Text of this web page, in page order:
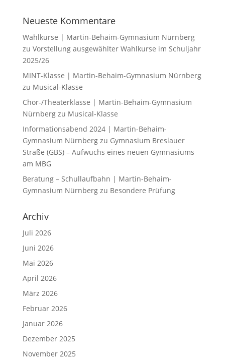
Neueste Kommentare
Wahlkurse | Martin-Behaim-Gymnasium Nürnberg
zu Vorstellung ausgewählter Wahlkurse im Schuljahr
2025/26
MINT-Klasse | Martin-Behaim-Gymnasium Nürnberg
zu Musical-Klasse
Chor-/Theaterklasse | Martin-Behaim-Gymnasium
Nürnbergzu Musical-Klasse
Informationsabend 2024 | Martin-Behaim-
Gymnasium Nürnbergzu Gymnasium Breslauer
Straße (GBS) – Aufwuchs eines neuen Gymnasiums
am MBG
Beratung – Schullaufbahn | Martin-Behaim-
Gymnasium Nürnbergzu Besondere Prüfung
Archiv
Juli 2026
Juni 2026
Mai 2026
April 2026
März 2026
Februar 2026
Januar 2026
Dezember 2025
November 2025